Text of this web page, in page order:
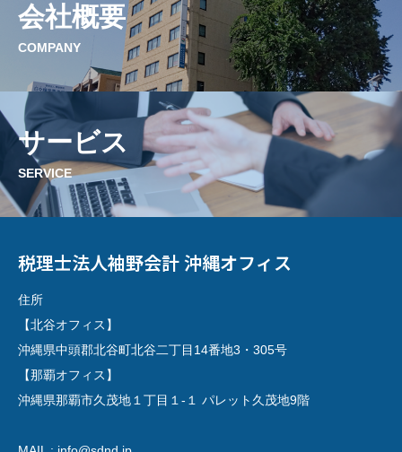
会社概要
COMPANY
サービス
SERVICE
税理士法人袖野会計 沖縄オフィス
住所
【北谷オフィス】
沖縄県中頭郡北谷町北谷二丁目14番地3・305号
【那覇オフィス】
沖縄県那覇市久茂地１丁目１-１ パレット久茂地9階